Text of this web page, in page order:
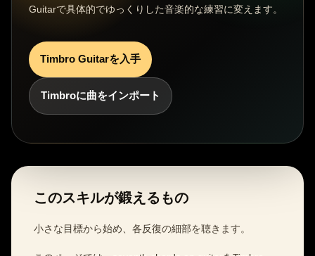
Guitarで具体的でゆっくりした音楽的な練習に変えます。
Timbro Guitarを入手
Timbroに曲をインポート
このスキルが鍛えるもの
小さな目標から始め、各反復の細部を聴きます。